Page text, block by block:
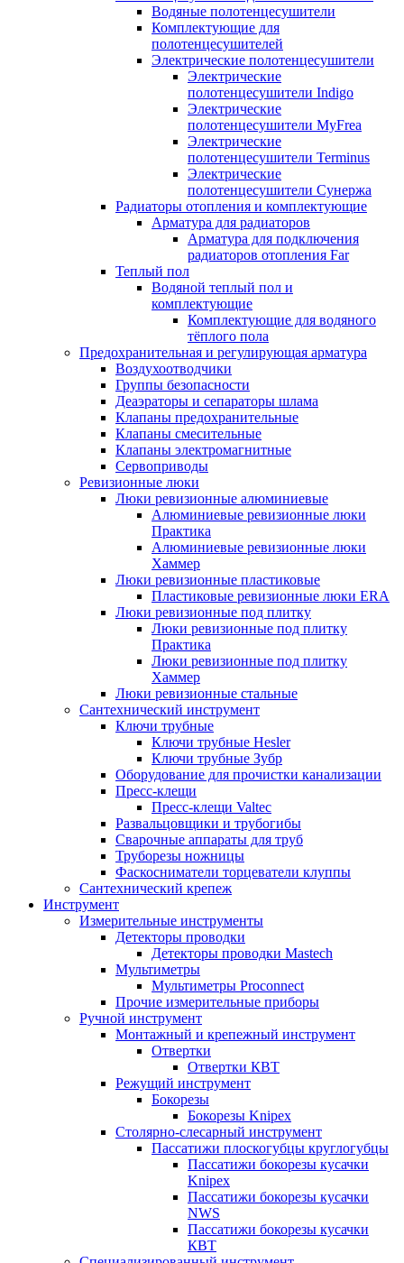
Водяные полотенцесушители
Комплектующие для
полотенцесушителей
Электрические полотенцесушители
Электрические
полотенцесушители Indigo
Электрические
полотенцесушители MyFrea
Электрические
полотенцесушители Terminus
Электрические
полотенцесушители Сунержа
Радиаторы отопления и комплектующие
Арматура для радиаторов
Арматура для подключения
радиаторов отопления Far
Теплый пол
Водяной теплый пол и
комплектующие
Комплектующие для водяного
тёплого пола
Предохранительная и регулирующая арматура
Воздухоотводчики
Группы безопасности
Деаэраторы и сепараторы шлама
Клапаны предохранительные
Клапаны смесительные
Клапаны электромагнитные
Сервоприводы
Ревизионные люки
Люки ревизионные алюминиевые
Алюминиевые ревизионные люки
Практика
Алюминиевые ревизионные люки
Хаммер
Люки ревизионные пластиковые
Пластиковые ревизионные люки ERA
Люки ревизионные под плитку
Люки ревизионные под плитку
Практика
Люки ревизионные под плитку
Хаммер
Люки ревизионные стальные
Сантехнический инструмент
Ключи трубные
Ключи трубные Hesler
Ключи трубные Зубр
Оборудование для прочистки канализации
Пресс-клещи
Пресс-клещи Valtec
Развальцовщики и трубогибы
Сварочные аппараты для труб
Труборезы ножницы
Фаскосниматели торцеватели клуппы
Сантехнический крепеж
Инструмент
Измерительные инструменты
Детекторы проводки
Детекторы проводки Mastech
Мультиметры
Мультиметры Proconnect
Прочие измерительные приборы
Ручной инструмент
Монтажный и крепежный инструмент
Отвертки
Отвертки КВТ
Режущий инструмент
Бокорезы
Бокорезы Knipex
Столярно-слесарный инструмент
Пассатижи плоскогубцы круглогубцы
Пассатижи бокорезы кусачки
Knipex
Пассатижи бокорезы кусачки
NWS
Пассатижи бокорезы кусачки
КВТ